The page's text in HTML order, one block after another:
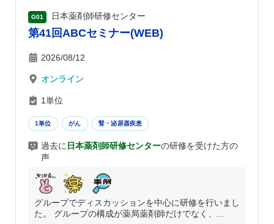
G01 日本薬剤師研修センター
第41回ABCセミナー(WEB)
2026/08/12
オンライン
1単位
1単位 がん 腎・泌尿器疾患
過去に 日本薬剤師研修センターの研修を受けた方の
声
グループでディスカッションを中心に研修を行いまし
た。 グループの構成が薬局薬剤師だけでなく、...